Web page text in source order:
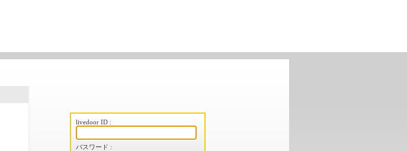
livedoor ID :
パスワード :